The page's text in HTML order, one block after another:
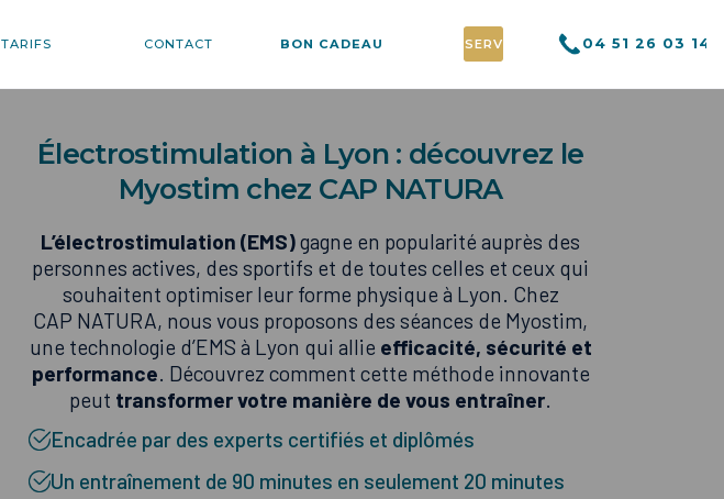
TARIFS CONTACT BON CADEAU RÉSERVER 04 51 26 03 14
Électrostimulation à Lyon : découvrez le
Myostim chez CAP NATURA
L’électrostimulation (EMS)gagne en popularité auprès des
personnes actives, des sportifs et de toutes celles et ceux qui
souhaitent optimiser leur forme physique à Lyon. Chez
CAP NATURA, nous vous proposons des séances de Myostim,
une technologie d’EMS à Lyon qui allie efficacité, sécurité et
performance. Découvrez comment cette méthode innovante
peut transformer votre manière de vous entraîner.
Encadrée par des experts certifiés et diplômés
Un entraînement de 90 minutes en seulement 20 minutes